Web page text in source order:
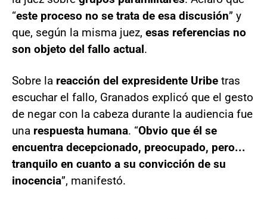
“este proceso no se trata de esa discusión” y
que, según la misma juez, esas referencias no
son objeto del fallo actual.
Sobre la reacción del expresidente Uribe tras
escuchar el fallo, Granados explicó que el gesto
de negar con la cabeza durante la audiencia fue
una respuesta humana. “Obvio que él se
encuentra decepcionado, preocupado, pero...
tranquilo en cuanto a su convicción de su
inocencia”, manifestó.